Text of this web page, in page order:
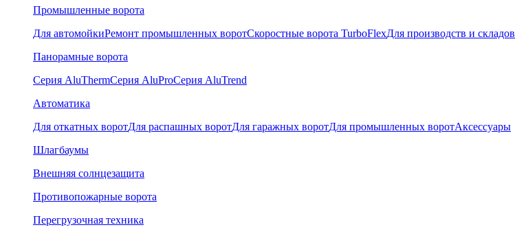
Промышленные ворота
Для автомойкиРемонт промышленных воротСкоростные ворота TurboFlexДля производств и складов
Панорамные ворота
Серия AluThermСерия AluProСерия AluTrend
Автоматика
Для откатных воротДля распашных воротДля гаражных воротДля промышленных воротАксессуары
Шлагбаумы
Внешняя солнцезащита
Противопожарные ворота
Перегрузочная техника